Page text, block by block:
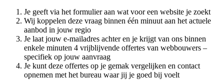
Je geeft via het formulier aan wat voor een website je zoekt
Wij koppelen deze vraag binnen één minuut aan het actuele
aanbod in jouw regio
Je laat jouw e-mailadres achter en je krijgt van ons binnen
enkele minuten 4 vrijblijvende offertes van webbouwers –
specifiek op jouw aanvraag
Je kunt deze offertes op je gemak vergelijken en contact
opnemen met het bureau waar jij je goed bij voelt